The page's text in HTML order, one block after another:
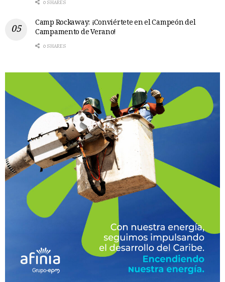
0 SHARES
Camp Rockaway: ¡Conviértete en el Campeón del
Campamento de Verano!
0 SHARES